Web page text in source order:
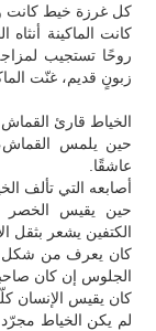
كل غرزة خيط كانت
كانت الماكينة
روحًا تستجيب
زبونٍ قديم، غنّت
الخياط قارئ
حين يلمس
عاشقًا.
أصابعه التي تألف
حين يقيس الخصر
الكتفين يشعر بثقل
كان يعرف من شكل
الجلوس إن كان
كان يقيس الإنسان
لم يكن الخياط مجرّد